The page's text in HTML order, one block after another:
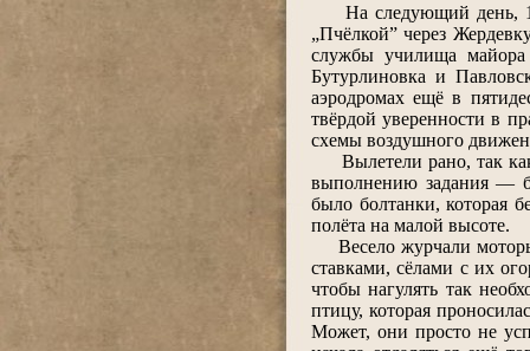
На следующий день, 1
„Пчёлкой” через
службы училища майора
Бутурлиновка и
аэродромах ещё в
твёрдой уверенности в
схемы воздушного
Вылетели рано, так как
выполнению задания ―
было болтанки, которая
полёта на малой высоте.
Весело журчали
ставками, сёлами с их
чтобы нагулять так
птицу, которая
Может, они просто не